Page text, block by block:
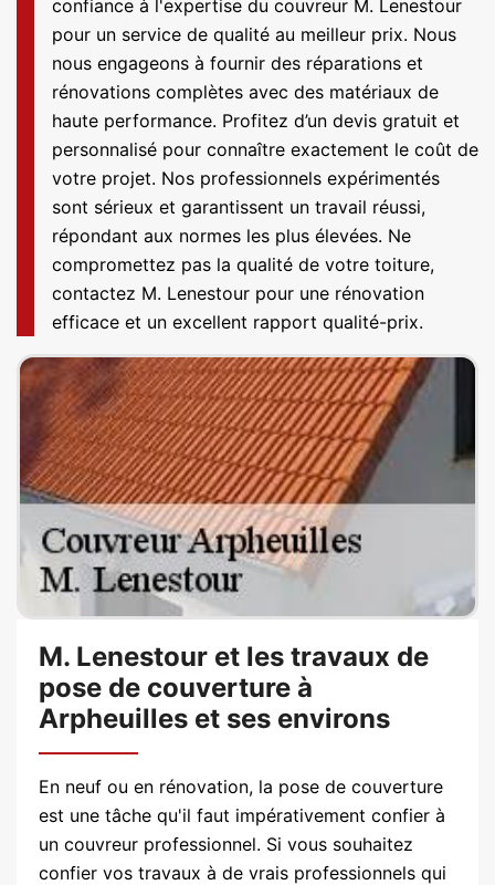
confiance à l'expertise du couvreur M. Lenestour
pour un service de qualité au meilleur prix. Nous
nous engageons à fournir des réparations et
rénovations complètes avec des matériaux de
haute performance. Profitez d’un devis gratuit et
personnalisé pour connaître exactement le coût de
votre projet. Nos professionnels expérimentés
sont sérieux et garantissent un travail réussi,
répondant aux normes les plus élevées. Ne
compromettez pas la qualité de votre toiture,
contactez M. Lenestour pour une rénovation
efficace et un excellent rapport qualité-prix.
M. Lenestour et les travaux de
pose de couverture à
Arpheuilles et ses environs
En neuf ou en rénovation, la pose de couverture
est une tâche qu'il faut impérativement confier à
un couvreur professionnel. Si vous souhaitez
confier vos travaux à de vrais professionnels qui